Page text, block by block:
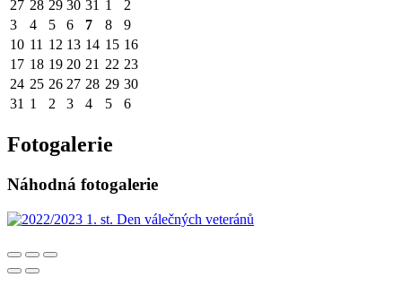
27 28 29 30 31 1
2
3
4 5 6 7 8
9
10 11 12 13 14 15 16
17 18 19 20 21 22 23
24 25 26 27 28 29 30
31 1 2 3 4 5 6
Fotogalerie
Náhodná fotogalerie